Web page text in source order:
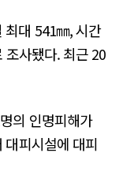
최대 541㎜, 시간
조사됐다. 최근 20
의 인명피해가
대피시설에 대피